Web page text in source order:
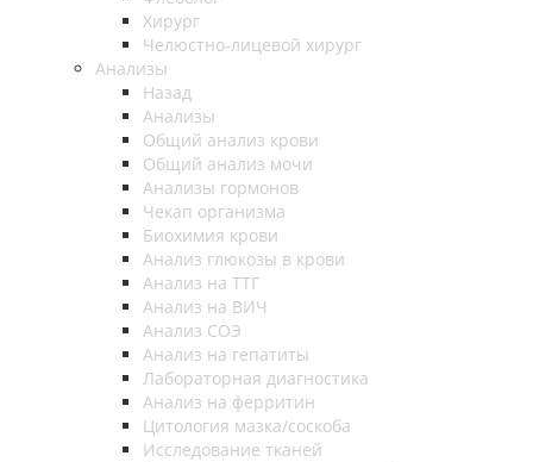
Хирург
Челюстно-лицевой хирург
Анализы
Назад
Анализы
Общий анализ крови
Общий анализ мочи
Анализы гормонов
Чекап организма
Биохимия крови
Анализ глюкозы в крови
Анализ на ТТГ
Анализ на ВИЧ
Анализ СОЭ
Анализ на гепатиты
Лабораторная диагностика
Анализ на ферритин
Цитология мазка/соскоба
Исследование тканей